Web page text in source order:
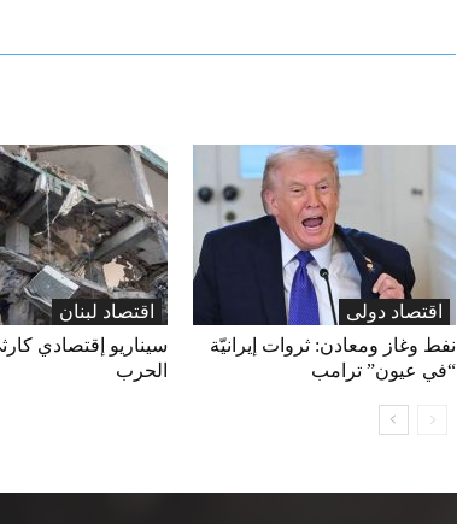
اقتصاد لبنان
سيناريو إقتصادي
الحرب
اقتصاد دولی
نفط وغاز ومعادن: ثروات إيرانيّة
“في عيون” ترامب